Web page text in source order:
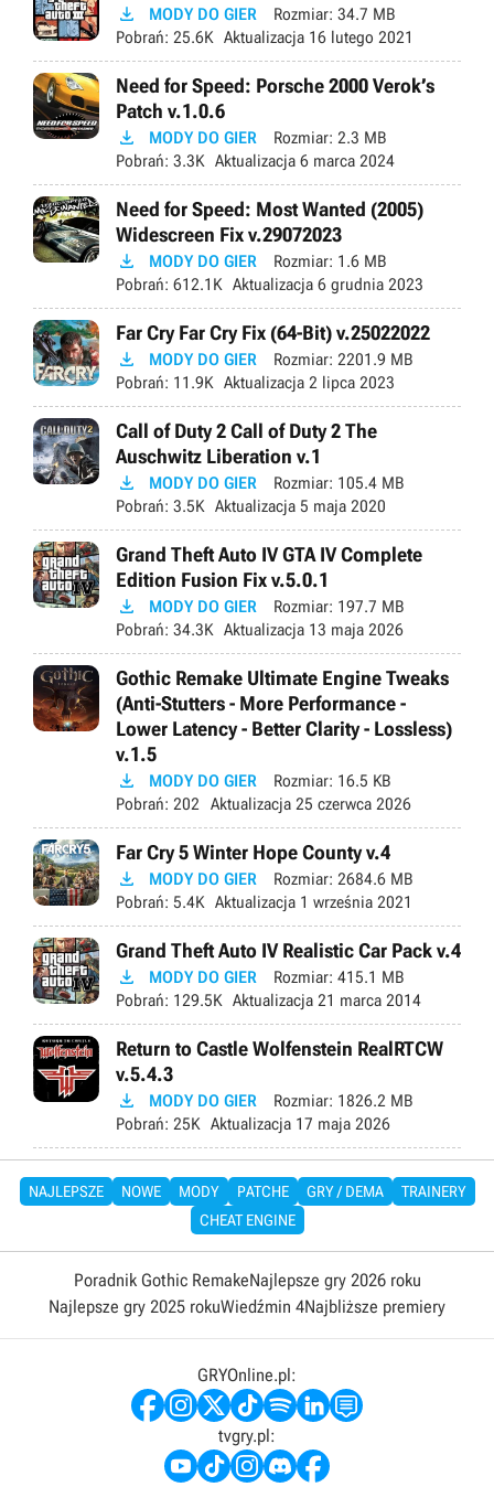
 MODY DO GIER Rozmiar: 34.7 MB
Pobrań: 25.6K Aktualizacja 16 lutego 2021
Need for Speed: Porsche 2000 Verok’s
Patch v.1.0.6
 MODY DO GIER Rozmiar: 2.3 MB
Pobrań: 3.3K Aktualizacja 6 marca 2024
Need for Speed: Most Wanted (2005)
Widescreen Fix v.29072023
 MODY DO GIER Rozmiar: 1.6 MB
Pobrań: 612.1K Aktualizacja 6 grudnia 2023
Far Cry Far Cry Fix (64-Bit) v.25022022
 MODY DO GIER Rozmiar: 2201.9 MB
Pobrań: 11.9K Aktualizacja 2 lipca 2023
Call of Duty 2 Call of Duty 2 The
Auschwitz Liberation v.1
 MODY DO GIER Rozmiar: 105.4 MB
Pobrań: 3.5K Aktualizacja 5 maja 2020
Grand Theft Auto IV GTA IV Complete
Edition Fusion Fix v.5.0.1
 MODY DO GIER Rozmiar: 197.7 MB
Pobrań: 34.3K Aktualizacja 13 maja 2026
Gothic Remake Ultimate Engine Tweaks
(Anti-Stutters - More Performance -
Lower Latency - Better Clarity - Lossless)
v.1.5
 MODY DO GIER Rozmiar: 16.5 KB
Pobrań: 202 Aktualizacja 25 czerwca 2026
Far Cry 5 Winter Hope County v.4
 MODY DO GIER Rozmiar: 2684.6 MB
Pobrań: 5.4K Aktualizacja 1 września 2021
Grand Theft Auto IV Realistic Car Pack v.4
 MODY DO GIER Rozmiar: 415.1 MB
Pobrań: 129.5K Aktualizacja 21 marca 2014
Return to Castle Wolfenstein RealRTCW
v.5.4.3
 MODY DO GIER Rozmiar: 1826.2 MB
Pobrań: 25K Aktualizacja 17 maja 2026
NAJLEPSZE NOWE MODY PATCHE GRY / DEMA
TRAINERY
CHEAT ENGINE
Poradnik Gothic RemakeNajlepsze gry 2026 roku
Najlepsze gry 2025 rokuWiedźmin 4Najbliższe premiery
GRYOnline.pl:
tvgry.pl: